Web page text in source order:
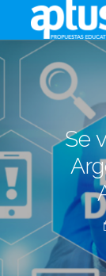
Se